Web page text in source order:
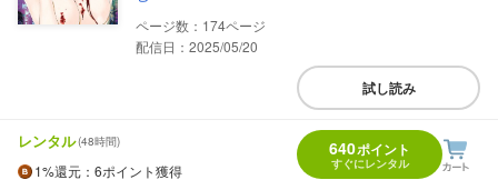
174
配信日：2025/05/20
試し読み
レンタル(48時間)
1%還元 ：6ポイント獲得
640ポイント
すぐにレンタル